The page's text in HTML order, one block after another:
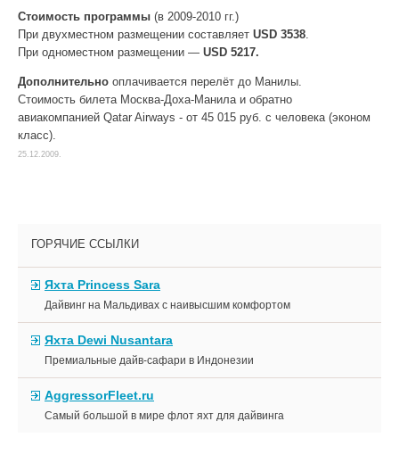
ГОРЯЧИЕ ССЫЛКИ
Яхта Princess Sara
Дайвинг на Мальдивах с наивысшим комфортом
Яхта Dewi Nusantara
Премиальные дайв-сафари в Индонезии
AggressorFleet.ru
Самый большой в мире флот яхт для дайвинга
Стоимость программы (в 2009-2010 гг.)
При двухместном размещении составляет USD 3538.
При одноместном размещении — USD 5217.
Дополнительно оплачивается перелёт до Манилы.
Стоимость билета Москва-Доха-Манила и обратно
авиакомпанией Qatar Airways - от 45 015 руб. с человека (эконом
класс).
25.12.2009.